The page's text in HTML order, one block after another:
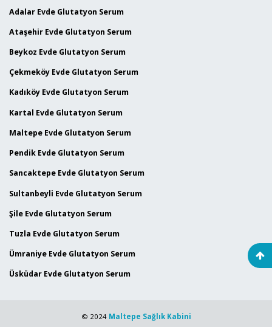
Adalar Evde Glutatyon Serum
Ataşehir Evde Glutatyon Serum
Beykoz Evde Glutatyon Serum
Çekmeköy Evde Glutatyon Serum
Kadıköy Evde Glutatyon Serum
Kartal Evde Glutatyon Serum
Maltepe Evde Glutatyon Serum
Pendik Evde Glutatyon Serum
Sancaktepe Evde Glutatyon Serum
Sultanbeyli Evde Glutatyon Serum
Şile Evde Glutatyon Serum
Tuzla Evde Glutatyon Serum
Ümraniye Evde Glutatyon Serum
Üsküdar Evde Glutatyon Serum
© 2024 Maltepe Sağlık Kabini